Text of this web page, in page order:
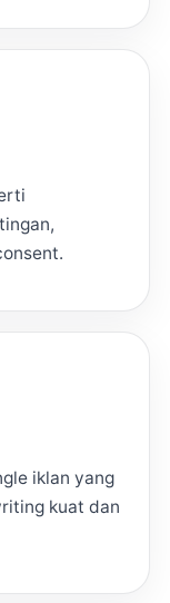
iklan yang
kuat dan